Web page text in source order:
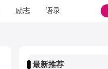
励志 语录
最新推荐